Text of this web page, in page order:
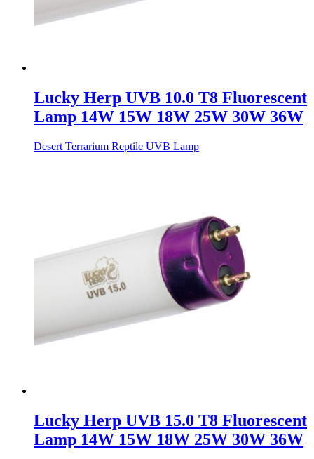
Lucky Herp UVB 10.0 T8 Fluorescent
Lamp 14W 15W 18W 25W 30W 36W
Desert Terrarium Reptile UVB Lamp
Lucky Herp UVB 15.0 T8 Fluorescent
Lamp 14W 15W 18W 25W 30W 36W